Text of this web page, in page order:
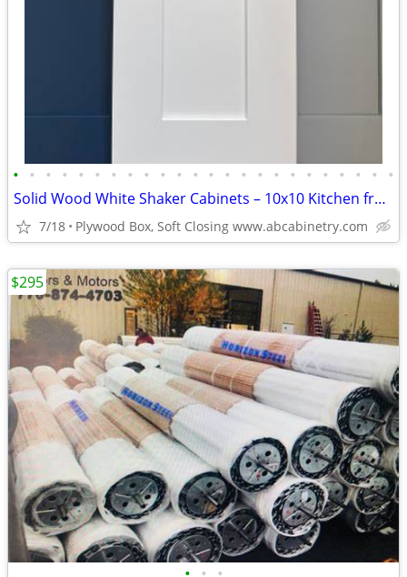
• • • • • • • • • • • • • • • • • • • • • • • •
Solid Wood White Shaker Cabinets – 10x10 Kitchen from $1,950+ (Free De
7/18 Plywood Box, Soft Closing www.abcabinetry.com
$295